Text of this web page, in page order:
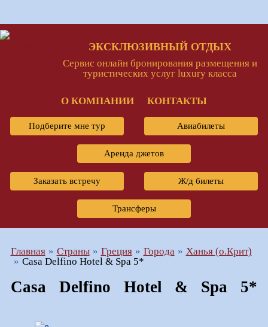
ЭКСКЛЮЗИВНЫЙ ОТДЫХ
Сервис онлайн бронирования размещения и
туристических услуг luxury класса
О КОМПАНИИ КОНТАКТЫ
Подберите мне тур Авиабилеты
Аренда джетов
Заказать встречу Ж/д билеты
Трансферы
Главная Страны Греция Города
Ханья (о.Крит)
Casa Delfino Hotel & Spa 5*
Casa Delfino Hotel & Spa 5*